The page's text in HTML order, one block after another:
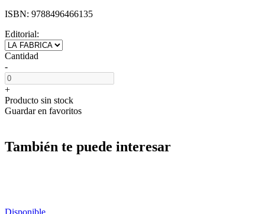
ISBN: 9788496466135
Editorial:
Cantidad
-
+
Producto sin stock
Guardar en favoritos
También te puede interesar
Disponible